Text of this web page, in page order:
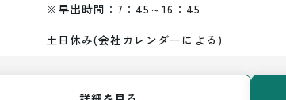
※早出時間：7：45～16：45
土日休み(会社カレンダーによる)